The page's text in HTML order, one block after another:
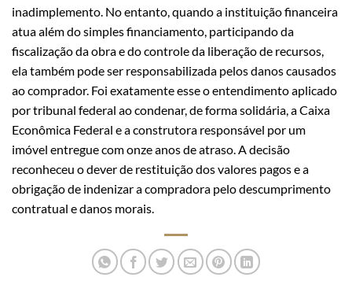
inadimplemento. No entanto, quando a instituição financeira
atua além do simples financiamento, participando da
fiscalização da obra e do controle da liberação de recursos,
ela também pode ser responsabilizada pelos danos causados
ao comprador. Foi exatamente esse o entendimento aplicado
por tribunal federal ao condenar, de forma solidária, a Caixa
Econômica Federal e a construtora responsável por um
imóvel entregue com onze anos de atraso. A decisão
reconheceu o dever de restituição dos valores pagos e a
obrigação de indenizar a compradora pelo descumprimento
contratual e danos morais.